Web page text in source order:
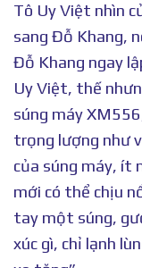
Tô Uy Việt nhìn
sang Đỗ Khang,
Đỗ Khang ngay
Uy Việt, thế
súng máy
trọng lượng như
của súng máy, ít
mới có thể chịu
tay một súng,
xúc gì, chỉ lạnh